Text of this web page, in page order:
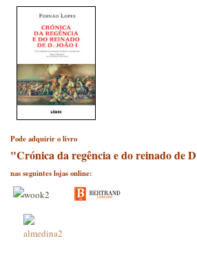
Pode adquirir o livro
"Crónica da regência e do reinado de
nas seguintes lojas online: